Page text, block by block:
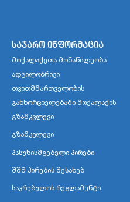
საჯარო ინფორმაცია
მოქალაქეთა მონაწილეობა
ადგილობრივი
თვითმმართველობის
განხორციელებაში მოქალაქის
გზამკვლევი
გზამკვლევი
პასუხისმგებელი პირები
შშმ პირების შესახებ
საკრებულოს რეგლამენტი